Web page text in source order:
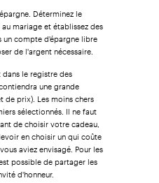
Déterminez le
mariage et établissez des
compte d'épargne libre
de l'argent nécessaire.
le registre des
une grande
de prix). Les moins chers
sélectionnés. Il ne faut
de choisir votre cadeau,
en choisir un qui coûte
aviez envisagé. Pour les
possible de partager les
d'honneur.